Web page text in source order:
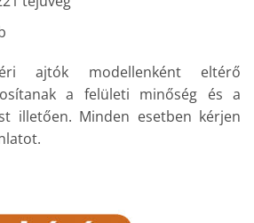
ajtók modellenként eltérő
a felületi minőség és a
illetően. Minden esetben kérjen